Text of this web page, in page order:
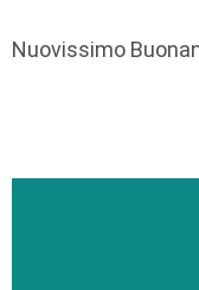
Nuovissimo